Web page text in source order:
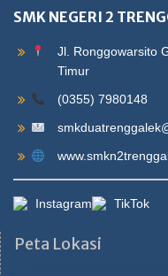
SMK NEGERI 2
Jl. Ronggowarsito
Timur
(0355) 7980148
Instagram TikTok
Peta Lokasi